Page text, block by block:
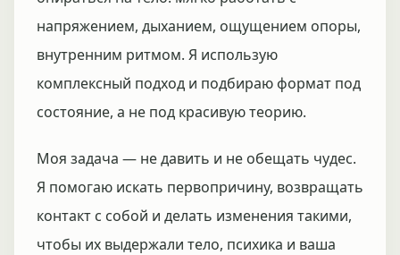
напряжением, дыханием, ощущением опоры,
внутренним ритмом. Я использую
комплексный подход и подбираю формат под
состояние, а не под красивую теорию.
Моя задача — не давить и не обещать чудес.
Я помогаю искать первопричину, возвращать
контакт с собой и делать изменения такими,
чтобы их выдержали тело, психика и ваша